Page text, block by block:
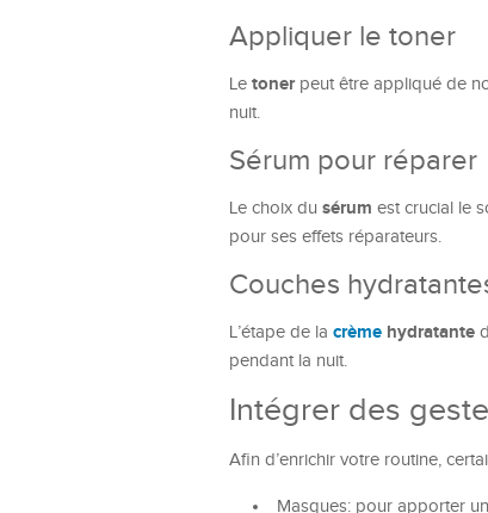
Appliquer le toner
Le tonerpeut être appliqué de
nuit.
Sérum pour réparer
Le choix du sérum est crucial le
pour ses effets réparateurs.
Couches
L’étape de la crème hydratante
pendant la nuit.
Intégrer des
Afin d’enrichir votre routine,
Masques: pour apporter